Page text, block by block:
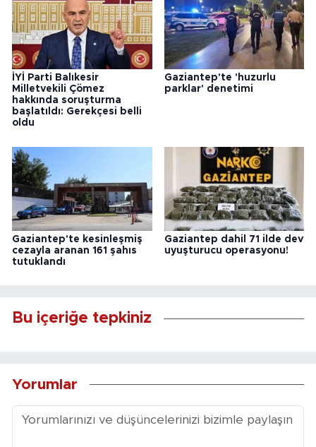
İYİ Parti Balıkesir
Milletvekili Çömez
hakkında soruşturma
başlatıldı: Gerekçesi belli
oldu
Gaziantep'te 'huzurlu
parklar' denetimi
Gaziantep'te kesinleşmiş
cezayla aranan 161 şahıs
tutuklandı
Gaziantep dahil 71 ilde dev
uyuşturucu operasyonu!
Bu içeriğe tepkiniz
Yorumlar